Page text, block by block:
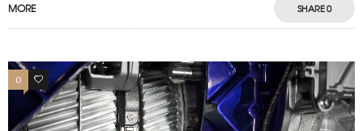
MORE SHARE0
0 2